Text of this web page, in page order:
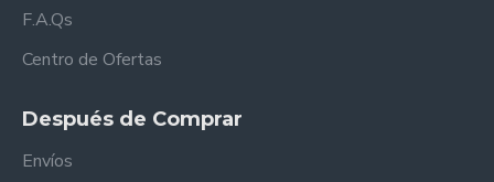
F.A.Qs
Centro de Ofertas
Después de Comprar
Envíos